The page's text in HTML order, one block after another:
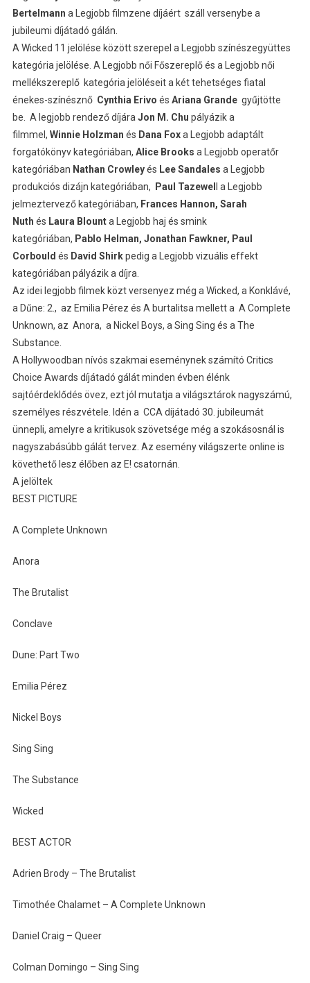
Bertelmann a Legjobb filmzene díjáért száll versenybe a
jubileumi díjátadó gálán.
A Wicked 11 jelölése között szerepel a Legjobb színészegyüttes
kategória jelölése. A Legjobb női Főszereplő és a Legjobb női
mellékszereplő kategória jelöléseit a két tehetséges fiatal
énekes-színésznő Cynthia Erivo és Ariana Grandegyűjtötte
be.
A legjobb rendező díjára Jon M. Chu pályázik a
filmmel, Winnie Holzman és Dana Foxa Legjobb adaptált
forgatókönyv kategóriában, Alice Brooks a Legjobb operatőr
kategóriában Nathan Crowleyés Lee Sandales a Legjobb
produkciós dizájn kategóriában,
Paul Tazewel
l a Legjobb
jelmeztervező kategóriában, Frances Hannon, Sarah
Nuth és Laura Blounta Legjobb haj és smink
kategóriában, Pablo Helman, Jonathan Fawkner, Paul
Corbould és David Shirkpedig a Legjobb vizuális effekt
kategóriában pályázik a díjra.
Az idei legjobb filmek közt versenyez még a Wicked, a Konklávé,
a Dűne: 2., az Emilia Pérez és A burtalitsa mellett a A Complete
Unknown, az Anora, a Nickel Boys, a Sing Sing és a The
Substance.
A Hollywoodban nívós szakmai eseménynek számító Critics
Choice Awards díjátadó gálát minden évben élénk
sajtóérdeklődés övez, ezt jól mutatja a világsztárok nagyszámú,
személyes részvétele. Idén a CCA díjátadó 30. jubileumát
ünnepli, amelyre a kritikusok szövetsége még a szokásosnál is
nagyszabásúbb gálát tervez. Az esemény világszerte online is
követhető lesz élőben az E! csatornán.
A jelöltek
BEST PICTURE
A Complete Unknown
Anora
The Brutalist
Conclave
Dune: Part Two
Emilia Pérez
Nickel Boys
Sing Sing
The Substance
Wicked
BEST ACTOR
Adrien Brody – The Brutalist
Timothée Chalamet – A Complete Unknown
Daniel Craig – Queer
Colman Domingo – Sing Sing